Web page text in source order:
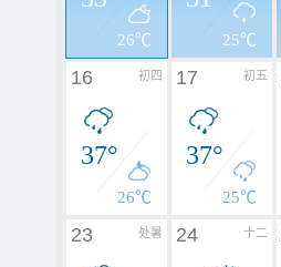
26℃ 25℃
初四
16
37°
26℃
初五
17
37°
25℃
处暑
23 十二
24